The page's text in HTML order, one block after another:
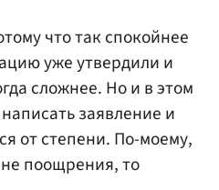
что так спокойнее
уже утвердили и
сложнее. Но и в этом
заявление и
от степени. По-моему,
не поощрения, то